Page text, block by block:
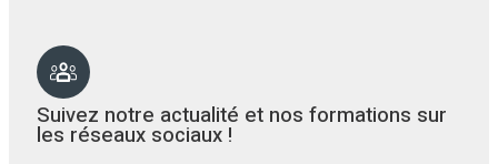
Suivez notre actualité et nos formations sur
les réseaux sociaux !